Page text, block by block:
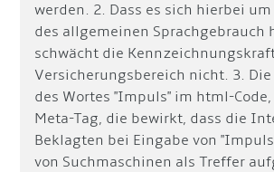
werden. 2. Dass es sich hierbei
des allgemeinen Sprachgebrauch
schwächt die
Versicherungsbereich nicht. 3.
des Wortes "Impuls" im html-
Meta-Tag, die bewirkt, dass die
Beklagten bei Eingabe von
von Suchmaschinen als Treffer